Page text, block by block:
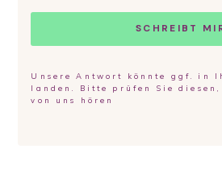
SCHREIBT
Unsere Antwort könnte ggf. in
landen. Bitte prüfen Sie diesen,
von uns hören